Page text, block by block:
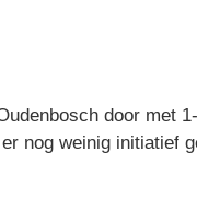
door met
nog weinig initiatief